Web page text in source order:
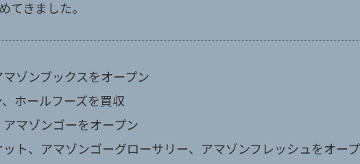
てきました。
ゾンブックスをオープン
ホールフーズを買収
マゾンゴーをオープン
ト、アマゾンゴーグローサリー、アマゾンフレッシュをオー